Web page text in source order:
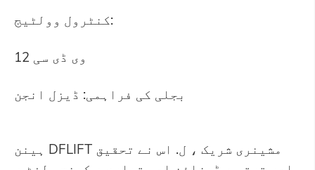
کنٹرول وولٹیج:
12 وی ڈی سی
بجلی کی فراہمی: ڈیزل انجن
ہینن DFLIFT مشینری شریک ، ل. اس نے تحقیق